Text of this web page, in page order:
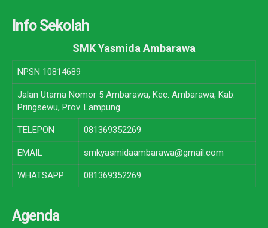
Info Sekolah
SMK Yasmida Ambarawa
NPSN 10814689
Jalan Utama Nomor 5 Ambarawa, Kec. Ambarawa, Kab.
Pringsewu, Prov. Lampung
TELEPON 081369352269
EMAIL smkyasmidaambarawa@gmail.com
WHATSAPP 081369352269
Agenda